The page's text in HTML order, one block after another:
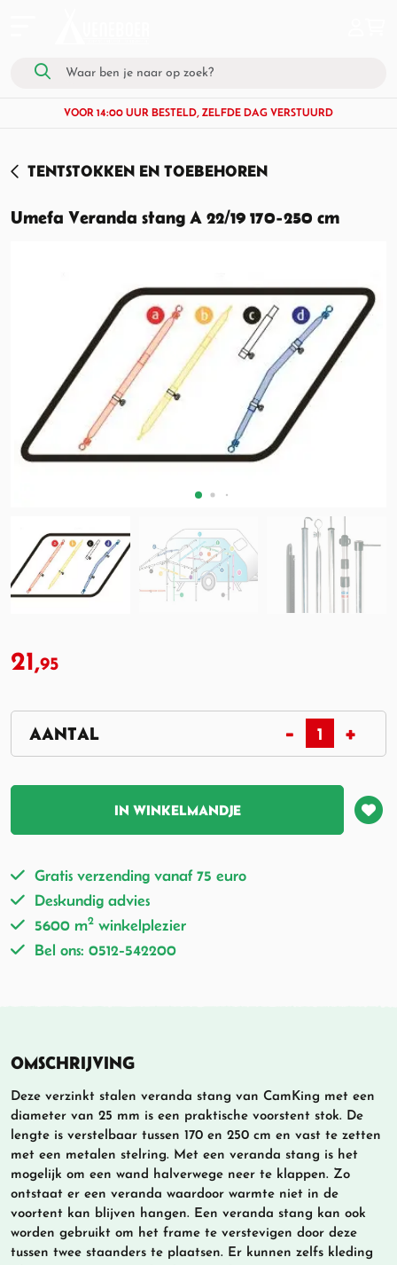
VOOR 14:00 UUR BESTELD, ZELFDE DAG VERSTUURD
TENTSTOKKEN EN TOEBEHOREN
Umefa Veranda stang A 22/19 170-250 cm
21,95
IN WINKELMANDJE
Gratis verzending vanaf 75 euro
Deskundig advies
5600 m2 winkelplezier
Bel ons: 0512-542200
OMSCHRIJVING
Deze verzinkt stalen veranda stang van CamKing met een
diameter van 25 mm is een praktische voorstent stok. De
lengte is verstelbaar tussen 170 en 250 cm en vast te zetten
met een metalen stelring. Met een veranda stang is het
mogelijk om een wand halverwege neer te klappen. Zo
ontstaat er een veranda waardoor warmte niet in de
voortent kan blijven hangen. Een veranda stang kan ook
worden gebruikt om het frame te verstevigen door deze
tussen twee staanders te plaatsen. Er kunnen zelfs kleding